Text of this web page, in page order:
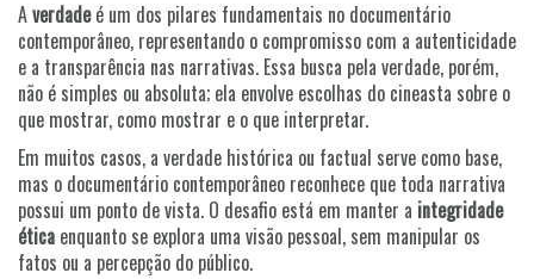
Averdadeé um dos pilares fundamentais no documentário
contemporâneo, representando o compromisso com a autenticidade
e a transparência nas narrativas. Essa busca pela verdade, porém,
não é simples ou absoluta; ela envolve escolhas do cineasta sobre o
que mostrar, como mostrar e o que interpretar.
Em muitos casos, a verdade histórica ou factual serve como base,
mas o documentário contemporâneo reconhece que toda narrativa
possui um ponto de vista. O desafio está em manter a integridade
ética enquanto se explora uma visão pessoal, sem manipular os
fatos ou a percepção do público.